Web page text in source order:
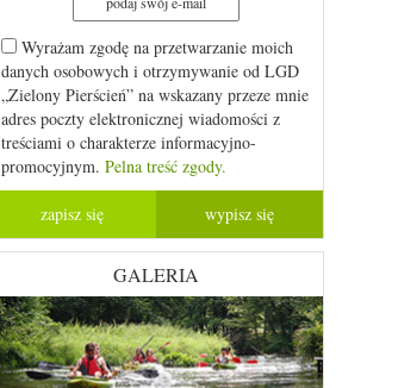
Wyrażam zgodę na przetwarzanie moich
danych osobowych i otrzymywanie od LGD
„Zielony Pierścień” na wskazany przeze mnie
adres poczty elektronicznej wiadomości z
treściami o charakterze informacyjno-
promocyjnym. Pelna treść zgody.
GALERIA